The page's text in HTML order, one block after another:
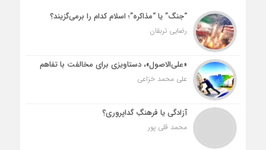
“جنگ” یا “مذاکره”؛ اسلام کدام را برمی‌گزیند؟
رضایی تربقان
«علی‌الاصول»، دستاویزی برای مخالفت با تفاهم
علی محمد خزاعی
آزادگی یا فرهنگِ گداپروری؟
محمد قلی پور